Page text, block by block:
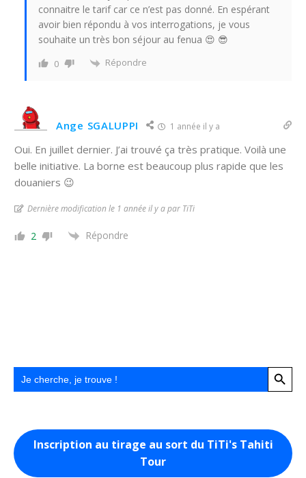
connaitre le tarif car ce n’est pas donné. En espérant
avoir bien répondu à vos interrogations, je vous
souhaite un très bon séjour au fenua 😍 😎
0 Répondre
Ange SGALUPPI 1 année il y a
Oui. En juillet dernier. J’ai trouvé ça très pratique. Voilà une
belle initiative. La borne est beaucoup plus rapide que les
douaniers 😉
Dernière modification le 1 année il y a par TiTi
2 Répondre
Search
for:
Search Button
Inscription au tirage au sort du TiTi's Tahiti
Tour